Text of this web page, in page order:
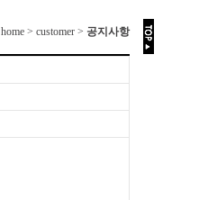
home > customer > 공지사항